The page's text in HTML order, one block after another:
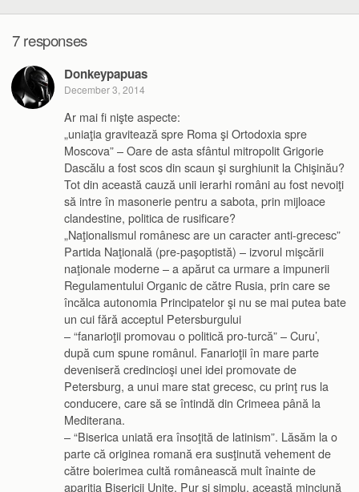
7 responses
Donkeypapuas
December 3, 2014
Ar mai fi nişte aspecte:
„uniaţia gravitează spre Roma şi Ortodoxia spre
Moscova” – Oare de asta sfântul mitropolit Grigorie
Dascălu a fost scos din scaun şi surghiunit la Chişinău?
Tot din această cauză unii ierarhi români au fost nevoiţi
să intre în masonerie pentru a sabota, prin mijloace
clandestine, politica de rusificare?
„Naţionalismul românesc are un caracter anti-grecesc”
Partida Naţională (pre-paşoptistă) – izvorul mişcării
naţionale moderne – a apărut ca urmare a impunerii
Regulamentului Organic de către Rusia, prin care se
încălca autonomia Principatelor şi nu se mai putea bate
un cui fără acceptul Petersburgului
– “fanarioţii promovau o politică pro-turcă” – Curu’,
după cum spune românul. Fanarioţii în mare parte
deveniseră credincioşi unei idei promovate de
Petersburg, a unui mare stat grecesc, cu prinţ rus la
conducere, care să se întindă din Crimeea până la
Mediterana.
– “Biserica uniată era însoţită de latinism”. Lăsăm la o
parte că originea romană era susţinută vehement de
către boierimea cultă românească mult înainte de
apariţia Bisericii Unite. Pur şi simplu, această minciună